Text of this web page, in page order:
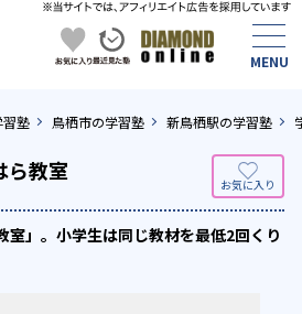
習塾 鳥栖市の学習塾 新鳥栖駅の学習塾
ら教室
室」。小学生は同じ教材を最低2回くり